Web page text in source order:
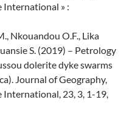
International » :
Nkouandou O.F., Lika
S. (2019) – Petrology
dolerite dyke swarms
Journal of Geography,
International, 23, 3, 1-19,